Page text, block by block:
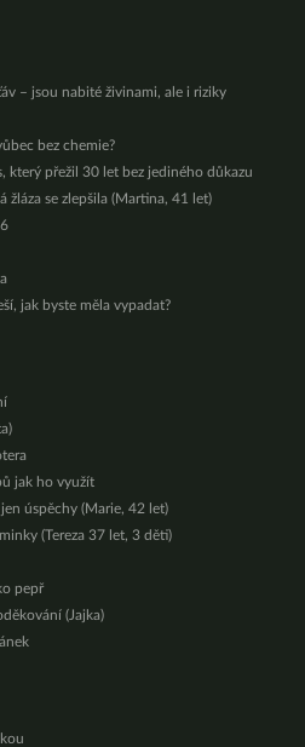
– jsou nabité živinami, ale i riziky
bez chemie?
který přežil 30 let bez jediného důkazu
žláza se zlepšila (Martina, 41 let)
jak byste měla vypadat?
jak ho využít
úspěchy (Marie, 42 let)
(Tereza 37 let, 3 děti)
pepř
(Jajka)